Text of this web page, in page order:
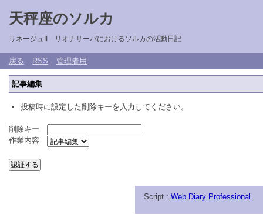
天秤座のソルカ
リネージュII リオナサーバにおけるソルカの活動日記
戻る RSS 管理者用
記事編集
投稿時に設定した削除キーを入力してください。
削除キー
作業内容
Script : Web Diary Professional